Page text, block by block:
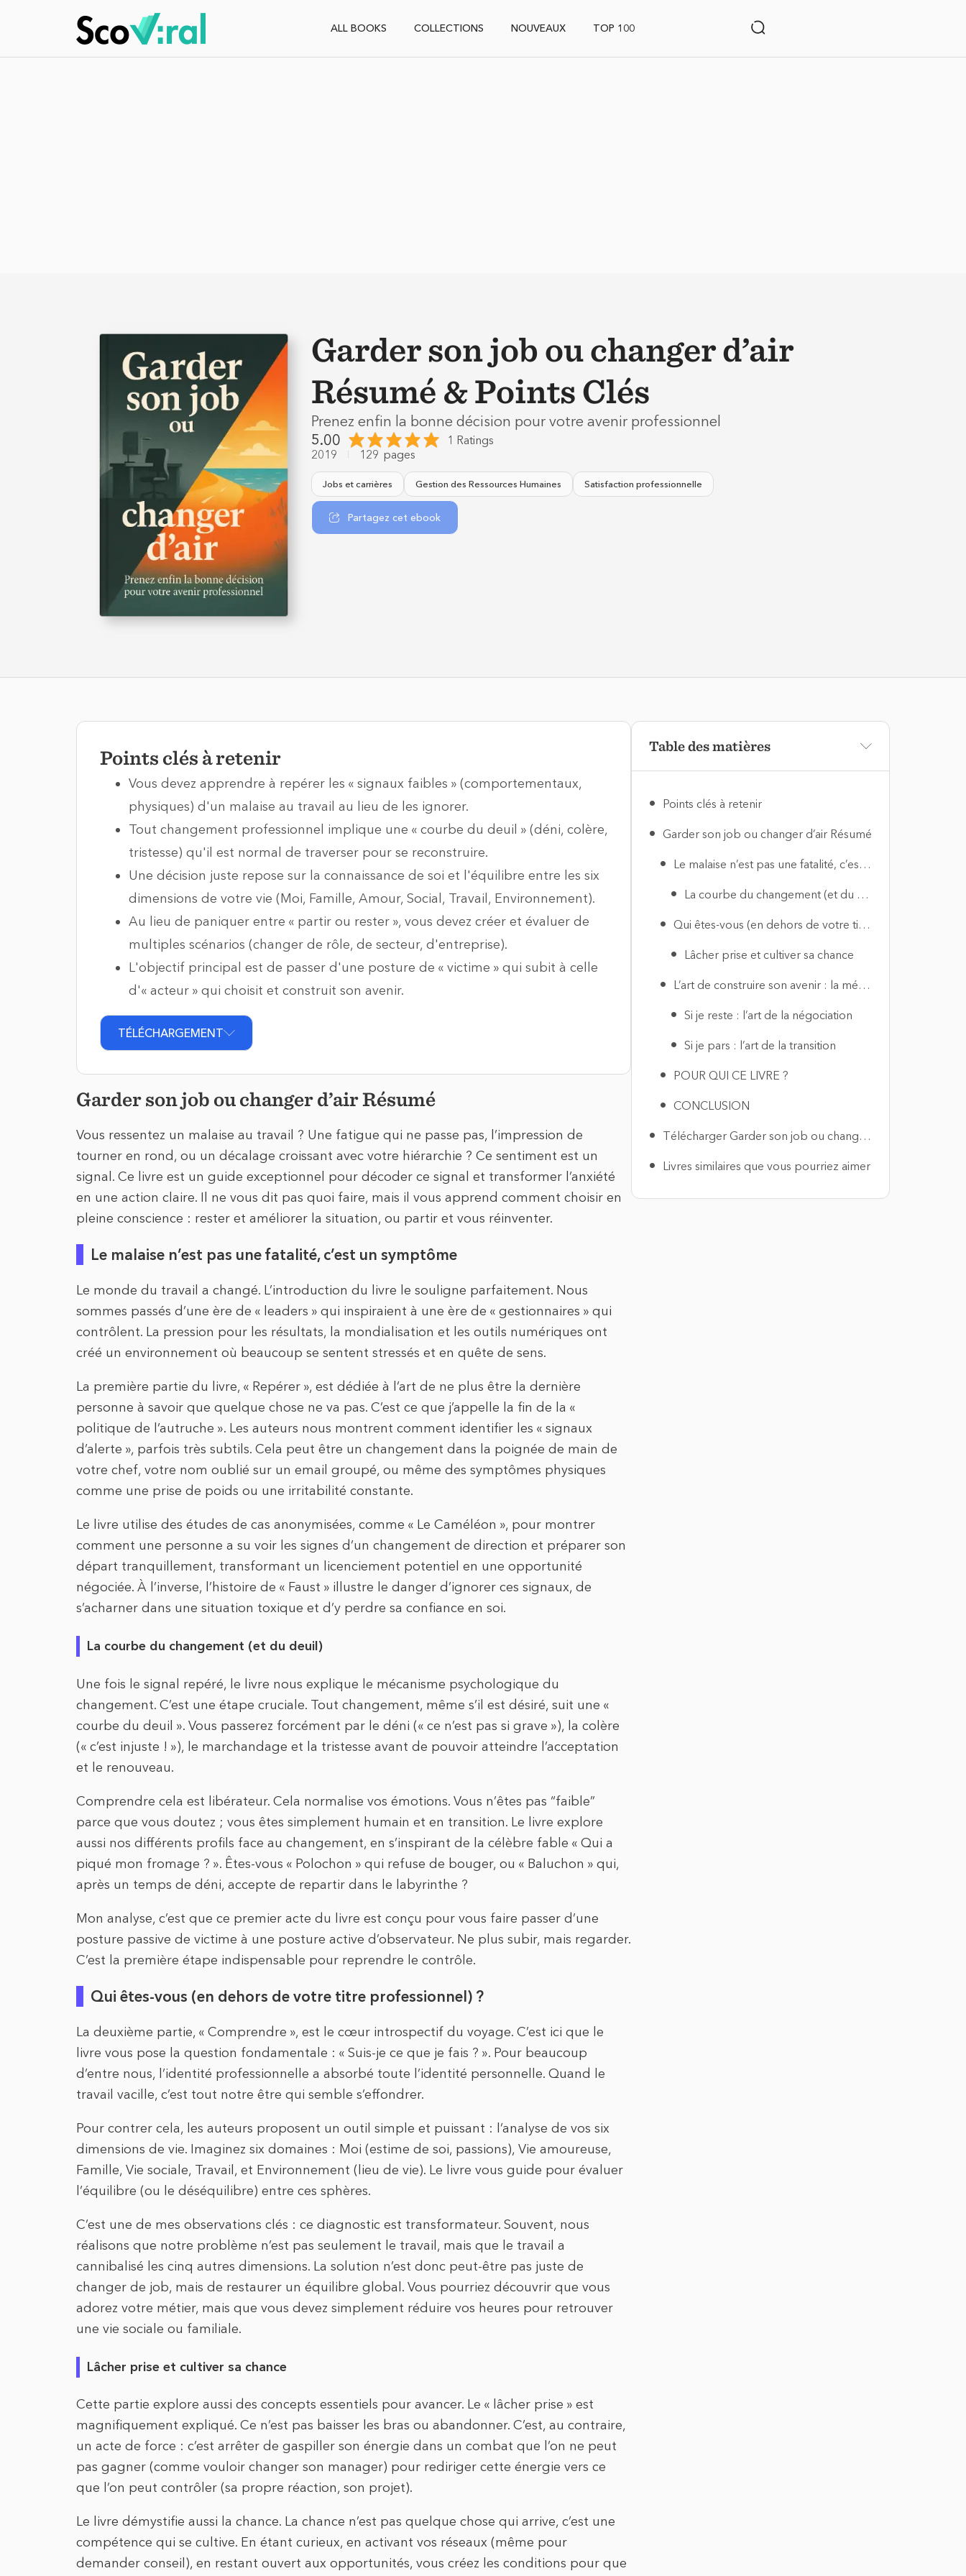
ALL BOOKS COLLECTIONS NOUVEAUX TOP 100
Garder son job ou changer d’air
Résumé & Points Clés
Prenez enfin la bonne décision pour votre avenir professionnel
5.00
1 Ratings
2019
129 pages
Jobs et carrières Gestion des Ressources Humaines Satisfaction professionnelle
Partagez cet ebook
Points clés à retenir
Vous devez apprendre à repérer les « signaux faibles » (comportementaux,
physiques) d'un malaise au travail au lieu de les ignorer.
Tout changement professionnel implique une « courbe du deuil » (déni, colère,
tristesse) qu'il est normal de traverser pour se reconstruire.
Une décision juste repose sur la connaissance de soi et l'équilibre entre les six
dimensions de votre vie (Moi, Famille, Amour, Social, Travail, Environnement).
Au lieu de paniquer entre « partir ou rester », vous devez créer et évaluer de
multiples scénarios (changer de rôle, de secteur, d'entreprise).
L'objectif principal est de passer d'une posture de « victime » qui subit à celle
d'« acteur » qui choisit et construit son avenir.
TÉLÉCHARGEMENT
Garder son job ou changer d’air Résumé
Vous ressentez un malaise au travail ? Une fatigue qui ne passe pas, l’impression de
tourner en rond, ou un décalage croissant avec votre hiérarchie ? Ce sentiment est un
signal. Ce livre est un guide exceptionnel pour décoder ce signal et transformer l’anxiété
en une action claire. Il ne vous dit pas quoi faire, mais il vous apprend comment choisir en
pleine conscience : rester et améliorer la situation, ou partir et vous réinventer.
Le malaise n’est pas une fatalité, c’est un symptôme
Le monde du travail a changé. L’introduction du livre le souligne parfaitement. Nous
sommes passés d’une ère de « leaders » qui inspiraient à une ère de « gestionnaires » qui
contrôlent. La pression pour les résultats, la mondialisation et les outils numériques ont
créé un environnement où beaucoup se sentent stressés et en quête de sens.
La première partie du livre, « Repérer », est dédiée à l’art de ne plus être la dernière
personne à savoir que quelque chose ne va pas. C’est ce que j’appelle la fin de la «
politique de l’autruche ». Les auteurs nous montrent comment identifier les « signaux
d’alerte », parfois très subtils. Cela peut être un changement dans la poignée de main de
votre chef, votre nom oublié sur un email groupé, ou même des symptômes physiques
comme une prise de poids ou une irritabilité constante.
Le livre utilise des études de cas anonymisées, comme « Le Caméléon », pour montrer
comment une personne a su voir les signes d’un changement de direction et préparer son
départ tranquillement, transformant un licenciement potentiel en une opportunité
négociée. À l’inverse, l’histoire de « Faust » illustre le danger d’ignorer ces signaux, de
s’acharner dans une situation toxique et d’y perdre sa confiance en soi.
La courbe du changement (et du deuil)
Une fois le signal repéré, le livre nous explique le mécanisme psychologique du
changement. C’est une étape cruciale. Tout changement, même s’il est désiré, suit une «
courbe du deuil ». Vous passerez forcément par le déni (« ce n’est pas si grave »), la colère
(« c’est injuste ! »), le marchandage et la tristesse avant de pouvoir atteindre l’acceptation
et le renouveau.
Comprendre cela est libérateur. Cela normalise vos émotions. Vous n’êtes pas “faible”
parce que vous doutez ; vous êtes simplement humain et en transition. Le livre explore
aussi nos différents profils face au changement, en s’inspirant de la célèbre fable « Qui a
piqué mon fromage ? ». Êtes-vous « Polochon » qui refuse de bouger, ou « Baluchon » qui,
après un temps de déni, accepte de repartir dans le labyrinthe ?
Mon analyse, c’est que ce premier acte du livre est conçu pour vous faire passer d’une
posture passive de victime à une posture active d’observateur. Ne plus subir, mais regarder.
C’est la première étape indispensable pour reprendre le contrôle.
Qui êtes-vous (en dehors de votre titre professionnel) ?
La deuxième partie, « Comprendre », est le cœur introspectif du voyage. C’est ici que le
livre vous pose la question fondamentale : « Suis-je ce que je fais ? ». Pour beaucoup
d’entre nous, l’identité professionnelle a absorbé toute l’identité personnelle. Quand le
travail vacille, c’est tout notre être qui semble s’effondrer.
Pour contrer cela, les auteurs proposent un outil simple et puissant : l’analyse de vos six
dimensions de vie. Imaginez six domaines : Moi (estime de soi, passions), Vie amoureuse,
Famille, Vie sociale, Travail, et Environnement (lieu de vie). Le livre vous guide pour évaluer
l’équilibre (ou le déséquilibre) entre ces sphères.
C’est une de mes observations clés : ce diagnostic est transformateur. Souvent, nous
réalisons que notre problème n’est pas seulement le travail, mais que le travail a
cannibalisé les cinq autres dimensions. La solution n’est donc peut-être pas juste de
changer de job, mais de restaurer un équilibre global. Vous pourriez découvrir que vous
adorez votre métier, mais que vous devez simplement réduire vos heures pour retrouver
une vie sociale ou familiale.
Lâcher prise et cultiver sa chance
Cette partie explore aussi des concepts essentiels pour avancer. Le « lâcher prise » est
magnifiquement expliqué. Ce n’est pas baisser les bras ou abandonner. C’est, au contraire,
un acte de force : c’est arrêter de gaspiller son énergie dans un combat que l’on ne peut
pas gagner (comme vouloir changer son manager) pour rediriger cette énergie vers ce
que l’on peut contrôler (sa propre réaction, son projet).
Le livre démystifie aussi la chance. La chance n’est pas quelque chose qui arrive, c’est une
compétence qui se cultive. En étant curieux, en activant vos réseaux (même pour
demander conseil), en restant ouvert aux opportunités, vous créez les conditions pour que
Table des matières
Points clés à retenir
Garder son job ou changer d’air Résumé
Le malaise n’est pas une fatalité, c’est un symptôme
La courbe du changement (et du deuil)
Qui êtes-vous (en dehors de votre titre professionnel) ?
Lâcher prise et cultiver sa chance
L’art de construire son avenir : la méthode des scénarios
Si je reste : l’art de la négociation
Si je pars : l’art de la transition
POUR QUI CE LIVRE ?
CONCLUSION
Télécharger Garder son job ou changer d’air PDF
Livres similaires que vous pourriez aimer